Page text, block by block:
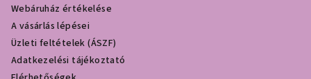
Webáruház értékelése
A vásárlás lépései
Üzleti feltételek (ÁSZF)
Adatkezelési tájékoztató